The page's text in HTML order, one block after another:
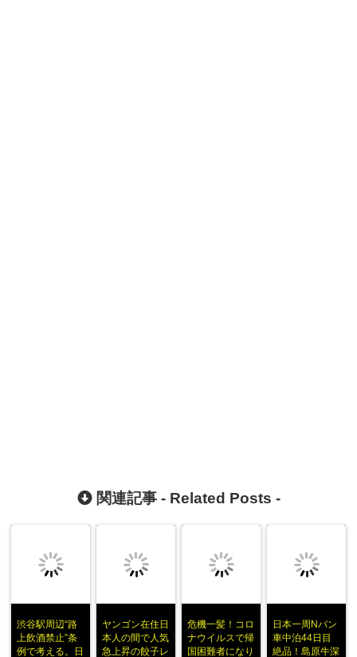
関連記事 - Related Posts -
渋谷駅周辺“路
上飲酒禁止”条
例で考える。日
ヤンゴン在住日
本人の間で人気
急上昇の餃子レ
危機一髪！コロ
ナウイルスで帰
国困難者になり
日本一周Nバン
車中泊44日目
絶品！島原牛深